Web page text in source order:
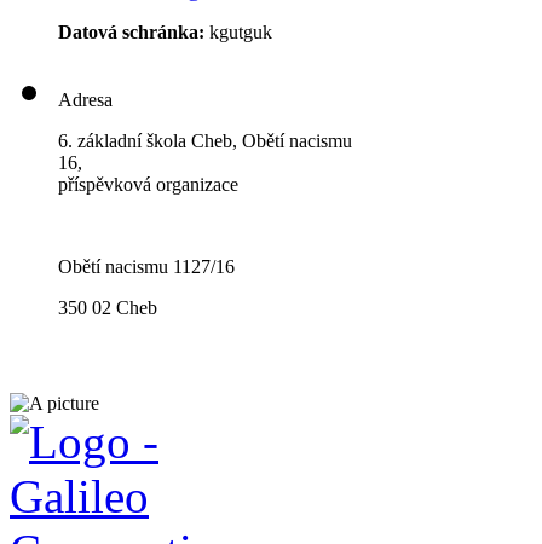
Datová schránka: kgutguk
Adresa
6. základní škola Cheb, Obětí nacismu
16,
příspěvková organizace
Obětí nacismu 1127/16
350 02 Cheb